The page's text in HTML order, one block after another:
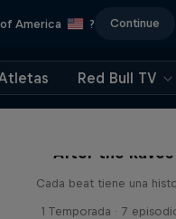
America ? Continue
Red Bull TV
After the Raves
Cada beat tiene una
1 Temporada · 7